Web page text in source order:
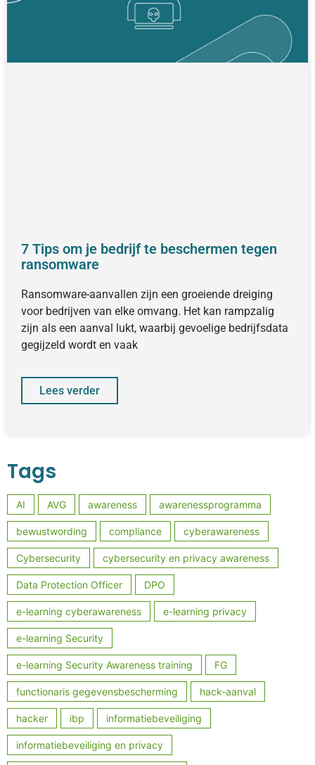
7 Tips om je bedrijf te beschermen tegen
ransomware
Ransomware-aanvallen zijn een groeiende dreiging
voor bedrijven van elke omvang. Het kan rampzalig
zijn als een aanval lukt, waarbij gevoelige bedrijfsdata
gegijzeld wordt en vaak
Lees verder
Tags
AI AVG awareness awarenessprogramma
bewustwording compliance cyberawareness
Cybersecurity cybersecurity en privacy awareness
Data Protection Officer DPO
e-learning cyberawareness e-learning privacy
e-learning Security
e-learning Security Awareness training FG
functionaris gegevensbescherming hack-aanval
hacker ibp informatiebeveiliging
informatiebeveiliging en privacy